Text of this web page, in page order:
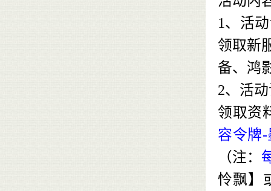
1、活
领取新
备、鸿
2、活
领取资
容令牌
（注：
怜飘】